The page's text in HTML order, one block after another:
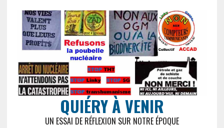
QUIÉRY À VENIR
UN ESSAI DE RÉFLEXION SUR NOTRE ÉPOQUE